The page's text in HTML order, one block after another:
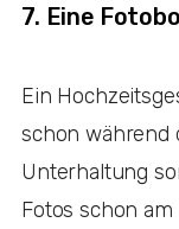
7. Eine
Ein
schon während
Unterhaltung
Fotos schon